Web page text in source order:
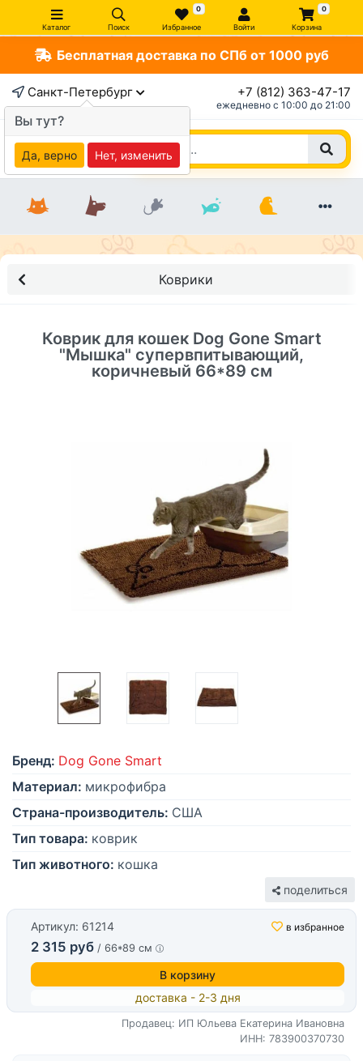
Каталог Поиск
0
Избранное Войти
0
Корзина
Бесплатная доставка по СПб от 1000 руб
Санкт-Петербург +7 (812) 363-47-17
ежедневно c 10:00 до 21:00
Коврики
Коврик для кошек Dog Gone Smart
"Мышка" супервпитывающий,
коричневый 66*89 см
Бренд: Dog Gone Smart
Материал: микрофибра
Страна-производитель: США
Тип товара: коврик
Тип животного: кошка
поделиться
Артикул: 61214 в избранное
2 315 руб / 66*89 см
В корзину
доставка - 2-3 дня
Продавец: ИП Юльева Екатерина Ивановна
ИНН: 783900370730
Вы тут?
Да, верно Нет, изменить